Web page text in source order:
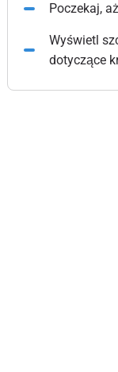
Poczekaj,
Wyświetl
dotyczące